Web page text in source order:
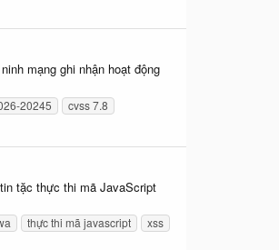
mạng ghi nhận hoạt động
20245
cvss 7.8
tặc thực thi mã JavaScript
thực thi mã javascript xss